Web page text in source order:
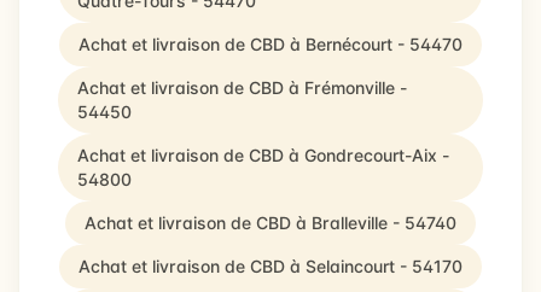
Achat et livraison de CBD à Bernécourt - 54470
Achat et livraison de CBD à Frémonville -
54450
Achat et livraison de CBD à Gondrecourt-Aix -
54800
Achat et livraison de CBD à Bralleville - 54740
Achat et livraison de CBD à Selaincourt - 54170